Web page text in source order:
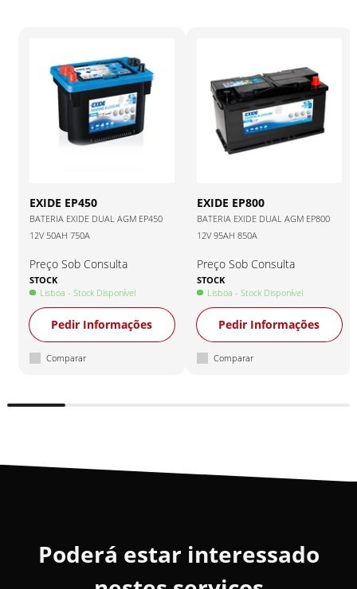
EXIDE EP450
BATERIA EXIDE DUAL AGM EP450
12V 50AH 750A
Preço Sob Consulta
STOCK
Lisboa - Stock Disponível
Pedir Informações
Comparar
EXIDE EP800
BATERIA EXIDE DUAL AGM EP800
12V 95AH 850A
Preço Sob Consulta
STOCK
Lisboa - Stock Disponível
Pedir Informações
Comparar
Poderá estar interessado